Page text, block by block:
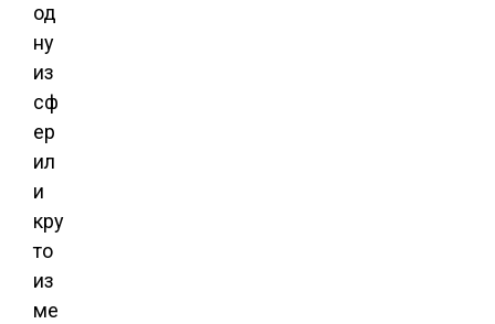
од
ну
из
сф
ер
ил
и
кру
то
из
ме